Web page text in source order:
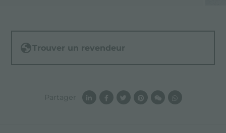
Trouver un revendeur
Partager